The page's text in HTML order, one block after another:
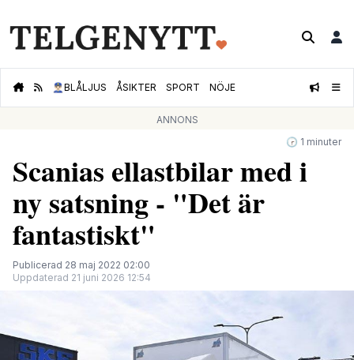
👮🏻‍♂️BLÅLJUS ÅSIKTER SPORT NÖJE
ANNONS
🕝 1 minuter
Scanias ellastbilar med i
ny satsning - "Det är
fantastiskt"
Publicerad 28 maj 2022 02:00
Uppdaterad 21 juni 2026 12:54